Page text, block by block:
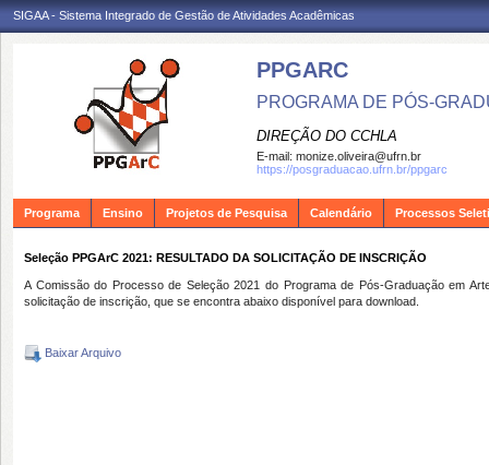
SIGAA - Sistema Integrado de Gestão de Atividades Acadêmicas
PPGARC
PROGRAMA DE PÓS-
DIREÇÃO DO CCHLA
E-mail: monize.oliveira@ufrn.br
https://posgraduacao.ufrn.br/ppgarc
Programa Ensino Projetos de Pesquisa Calendário Processos
Seleção PPGArC 2021: RESULTADO DA SOLICITAÇÃO DE INSCRIÇÃO
A Comissão do Processo de Seleção 2021 do Programa de Pós-Graduação em
solicitação de inscrição, que se encontra abaixo disponível para download.
Baixar Arquivo